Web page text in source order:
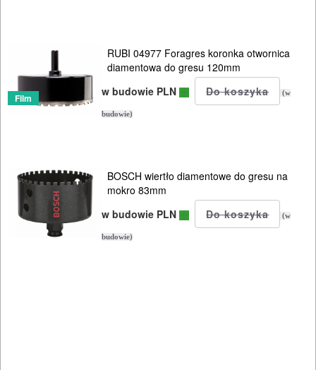
POMIAROWE
NARZĘDZIA
BUDOWLANE
GLAZURNICZE
AKCESORIA
MASZYNKI
Film
RUBI 04977 Foragres koronka otwornica
diamentowa do gresu 120mm
w budowie PLN
(w
budowie)
BOSCH wiertło diamentowe do gresu na
mokro 83mm
w budowie PLN
(w
budowie)